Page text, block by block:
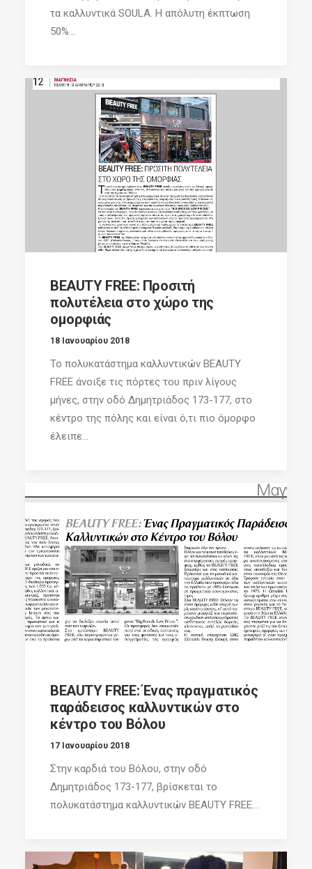
τα καλλυντικά SOULA. Η απόλυτη έκπτωση
50%...
BEAUTY FREE: Προσιτή
πολυτέλεια στο χώρο της
ομορφιάς
18 Ιανουαρίου 2018
Το πολυκατάστημα καλλυντικών BEAUTY
FREE άνοιξε τις πόρτες του πριν λίγους
μήνες, στην οδό Δημητριάδος 173-177, στο
κέντρο της πόλης και είναι ό,τι πιο όμορφο
έλειπε...
BEAUTY FREE: Ένας πραγματικός
παράδεισος καλλυντικών στο
κέντρο του Βόλου
17 Ιανουαρίου 2018
Στην καρδιά του Βόλου, στην οδό
Δημητριάδος 173-177, βρίσκεται το
πολυκατάστημα καλλυντικών BEAUTY FREE...